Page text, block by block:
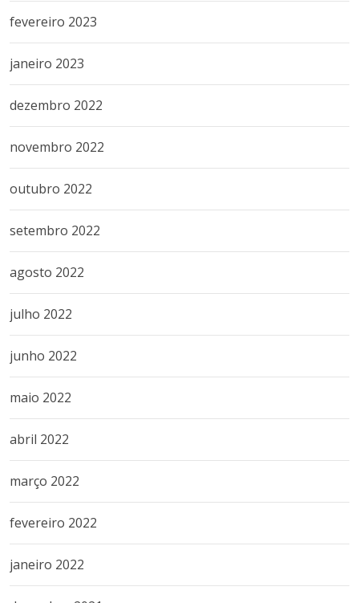
fevereiro 2023
janeiro 2023
dezembro 2022
novembro 2022
outubro 2022
setembro 2022
agosto 2022
julho 2022
junho 2022
maio 2022
abril 2022
março 2022
fevereiro 2022
janeiro 2022